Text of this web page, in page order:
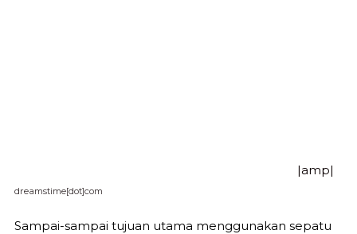
|amp|
dreamstime[dot]com
Sampai-sampai tujuan utama menggunakan sepatu